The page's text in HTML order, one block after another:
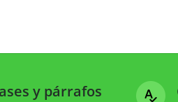
y párrafos